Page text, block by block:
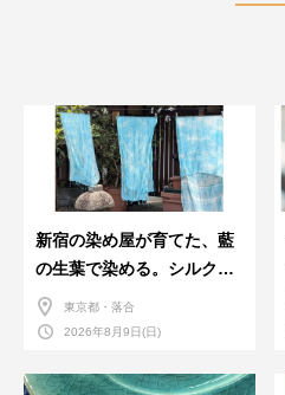
新宿の染め屋が育てた、藍
の生葉で染める。シルクの
ストール
東京都・落合
2026年8月9日(日)